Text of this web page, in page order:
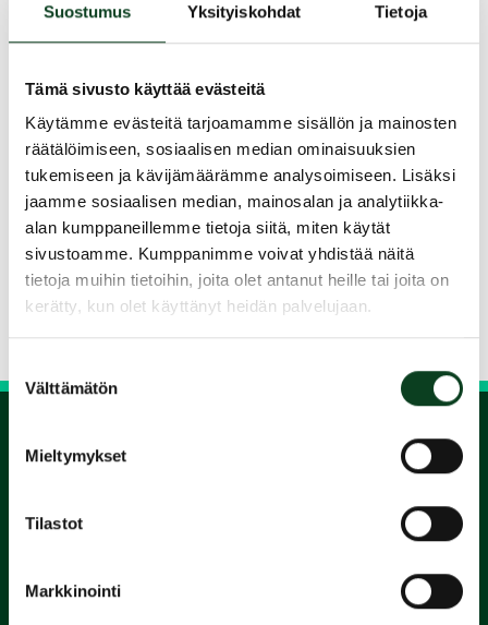
Suostumus Yksityiskohdat Tietoja
Tämä sivusto käyttää evästeitä
Käytämme evästeitä tarjoamamme sisällön ja mainosten
räätälöimiseen, sosiaalisen median ominaisuuksien
tukemiseen ja kävijämäärämme analysoimiseen. Lisäksi
jaamme sosiaalisen median, mainosalan ja analytiikka-
alan kumppaneillemme tietoja siitä, miten käytät
sivustoamme. Kumppanimme voivat yhdistää näitä
tietoja muihin tietoihin, joita olet antanut heille tai joita on
kerätty, kun olet käyttänyt heidän palvelujaan.
valinta
Välttämätön
Mieltymykset
Tilastot
Markkinointi
Kurssin kuvaus
Paloheinä Golf on golfareiden ykköskouluttaja
Suomessa. Järjestämme green card -kursseja
(golfin alkeiskursseja) pienryhmissä kahtena
perättäisenä päivänä, useita kertoja viikossa.
Kursseilla on opetusta 4 tuntia klo 9-13.
Jaa kurssi kaverille
Siirry takaisin hakuun
Varaa
alkeiskurssi